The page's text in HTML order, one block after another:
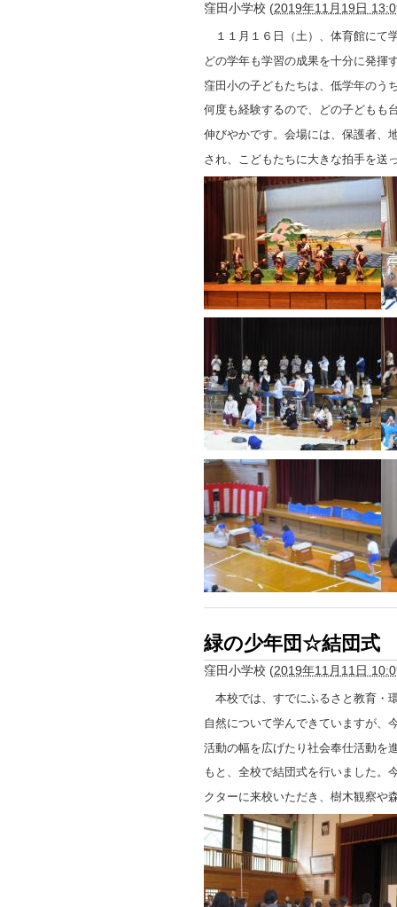
窪田小学校 (2019年11月19日
１１月１６日（土）、体育館にて
どの学年も学習の成果を十分に発揮
窪田小の子どもたちは、低学年のう
何度も経験するので、どの子どもも
伸びやかです。会場には、保護者、
され、こどもたちに大きな拍手を送
緑の少年団☆結団式
窪田小学校 (2019年11月11日
本校では、すでにふるさと教育・
自然について学んできていますが、
活動の幅を広げたり社会奉仕活動を
もと、全校で結団式を行いました。
クターに来校いただき、樹木観察や